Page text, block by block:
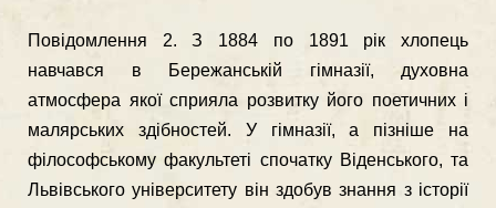
Повідомлення 2. З 1884 по 1891 рік хлопець
навчався в Бережанській гімназії, духовна
атмосфера якої сприяла розвитку його поетичних і
малярських здібностей. У гімназії, а пізніше на
філософському факультеті спочатку Віденського, та
Львівського університету він здобув знання з історії